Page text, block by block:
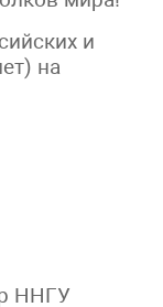
и
на
ННГУ